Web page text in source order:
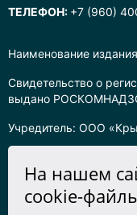
Наименование
Свидетельство о
выдано
Учредитель: ООО
Информация на сайте
ТЕЛЕФОН: +7 (960)
На нашем
cookie-